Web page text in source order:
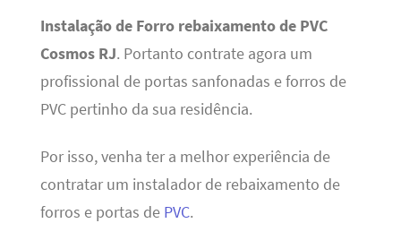
Instalação de Forro rebaixamento de PVC
Cosmos RJ. Portanto contrate agora um
profissional de portas sanfonadas e forros de
PVC pertinho da sua residência.
Por isso, venha ter a melhor experiência de
contratar um instalador de rebaixamento de
forros e portas de PVC.